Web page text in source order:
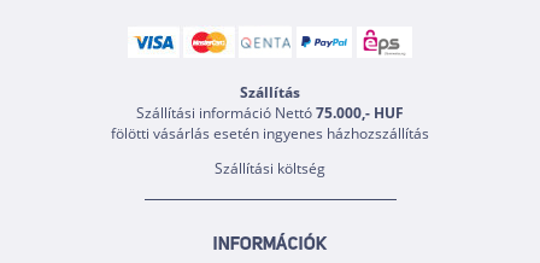
Szállítás
Szállítási információ Nettó75.000,- HUF
fölötti vásárlás esetén ingyenes házhozszállítás
Szállítási költség
INFORMÁCIÓK